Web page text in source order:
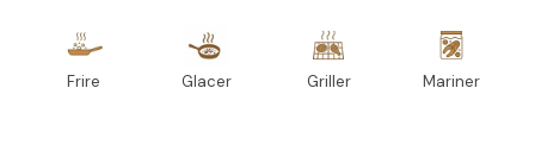
Frire Glacer Griller Mariner